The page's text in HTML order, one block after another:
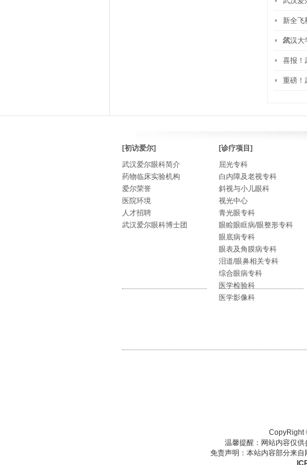
新全飞
尔…
武汉大
喜报！
重磅！
[初访爱尔]
武汉爱尔眼科简介
药物临床实验机构
爱尔荣誉
医院环境
人才招聘
武汉爱尔眼科博士团
[诊疗项目]
屈光专科
白内障及老视专科
斜视与小儿眼科
视光中心
青光眼专科
眼睑眼眶病/眼整形专科
眼底病专科
眼表及角膜病专科
泪道/眼鼻相关专科
综合眼病专科
医学检验科
医学影像科
CopyRight
温馨提醒：网站内容仅供
免责声明：本站内容部分来